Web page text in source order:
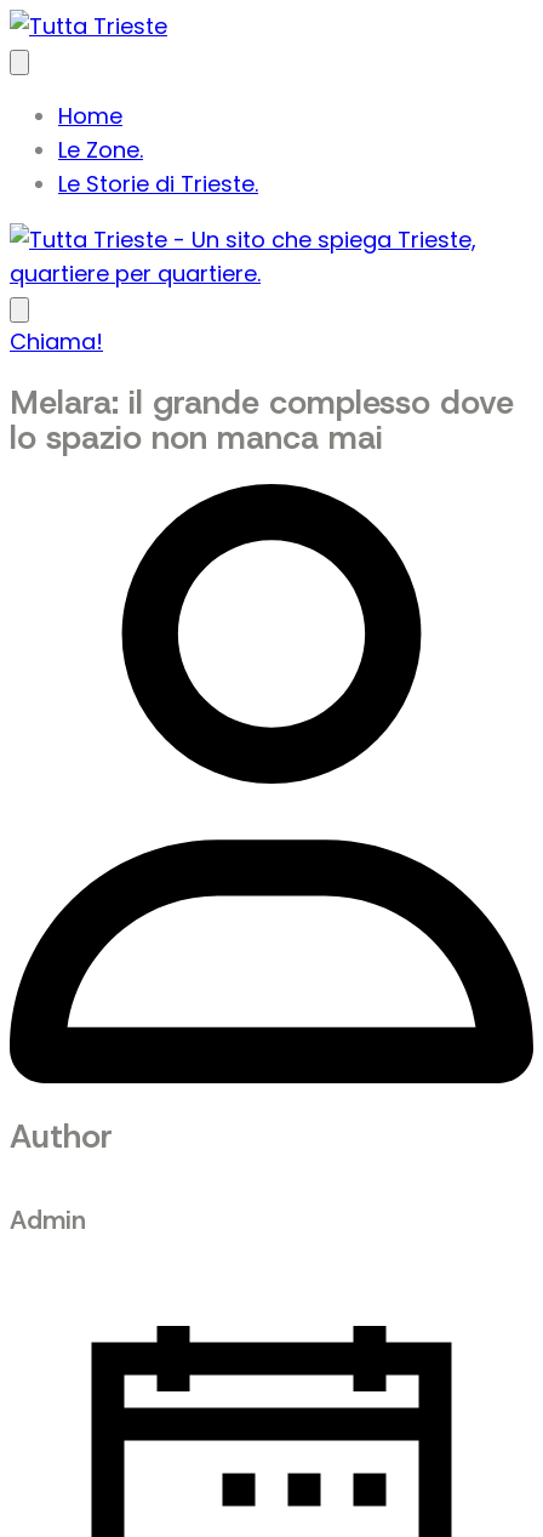
Home
Le Zone.
Le Storie di Trieste.
Chiama!
Melara: il grande complesso dove
lo spazio non manca mai
Author
Admin